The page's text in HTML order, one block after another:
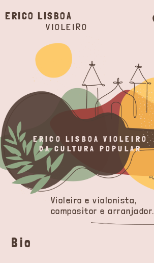
ERICO LISBOA
VIOLEIRO
ERICO LISBOA VIOLEIRO
DA CULTURA POPULAR
Violeiro e violonista,
compositor e arranjador.
Bio